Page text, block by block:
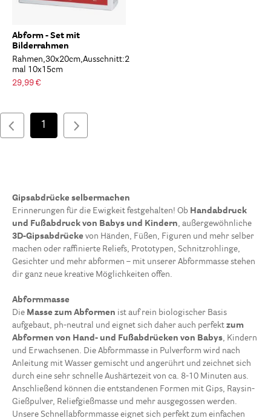
Abform - Set mit
Bilderrahmen
Rahmen,30x20cm,Ausschnitt:2
mal 10x15cm
29,99 €
1
Gipsabdrücke selbermachen
Erinnerungen für die Ewigkeit festgehalten! Ob Handabdruck
und Fußabdruck von Babys und Kindern , außergewöhnliche
3D-Gipsabdrücke von Händen, Füßen, Figuren und mehr selber
machen oder raffinierte Reliefs, Prototypen, Schnitzrohlinge,
Gesichter und mehr abformen – mit unserer Abformmasse stehen
dir ganz neue kreative Möglichkeiten offen.
Abformmasse
Die Masse zum Abformen ist auf rein biologischer Basis
aufgebaut, ph-neutral und eignet sich daher auch perfekt zum
Abformen von Hand- und Fußabdrücken von Babys , Kindern
und Erwachsenen. Die Abformmasse in Pulverform wird nach
Anleitung mit Wasser gemischt und angerührt und zeichnet sich
durch eine sehr schnelle Aushärtezeit von ca. 8-10 Minuten aus.
Anschließend können die entstandenen Formen mit Gips, Raysin-
Gießpulver, Reliefgießmasse und mehr ausgegossen werden.
Unsere Schnellabformmasse eignet sich perfekt zum einfachen